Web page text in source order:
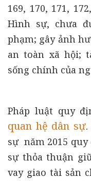
169, 170, 171,
Hình sự, chưa
phạm; gây ảnh
an toàn xã hội;
sống chính của
Pháp luật quy
quan hệ dân sự.
sự năm 2015
sự thỏa thuận
vay giao tài sản